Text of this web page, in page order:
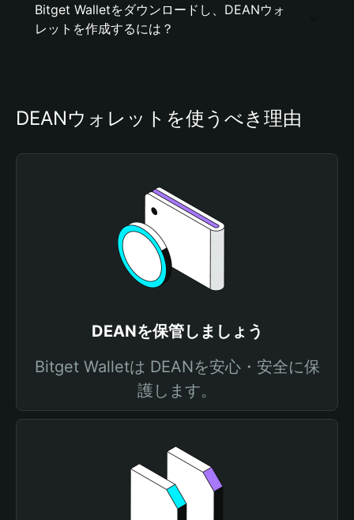
Bitget Walletをダウンロードし、DEANウォ
レットを作成するには？
DEANウォレットを使うべき理由
DEANを保管しましょう
Bitget Walletは DEANを安心・安全に保
護します。